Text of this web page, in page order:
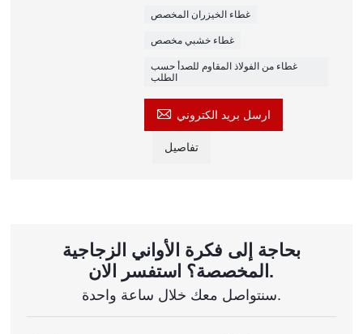
غطاء الخيزران المخصص
غطاء خشبي مخصص
غطاء من الفولاذ المقاوم للصدأ حسب
الطلب
 ارسل بريد الكتروني
تفاصيل
بحاجة إلى فكرة الأواني الزجاجية
المخصصة؟ استفسر الان.
سنتواصل معك خلال ساعة واحدة.